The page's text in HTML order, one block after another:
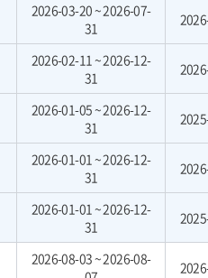
2026-03-20 ~ 2026-07-
31
2026-02-11 ~ 2026-12-
31
2026-01-05 ~ 2026-12-
31
2026-01-01 ~ 2026-12-
31
2026-01-01 ~ 2026-12-
31
2026-08-03 ~ 2026-08-